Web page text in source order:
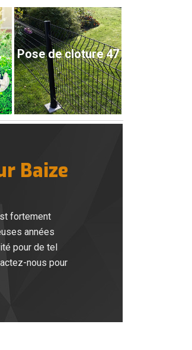
Pose de cloture 47
Baize
fortement
années
pour de tel
nous pour